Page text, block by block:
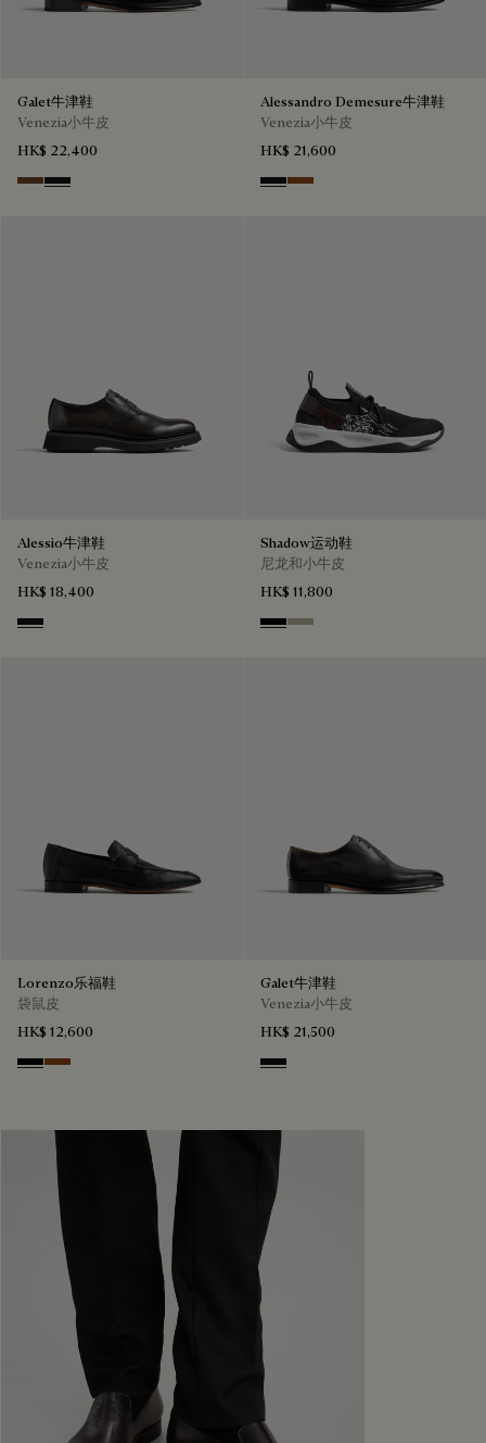
Galet牛津鞋
Venezia小牛皮
HK$ 22,400
Tobacco Bis
Nero Grigio
Alessandro Demesure牛津鞋
Venezia小牛皮
HK$ 21,600
Nero Grigio
Cacao Intenso
Alessio牛津鞋
Venezia小牛皮
HK$ 18,400
Nero Grigio
Shadow运动鞋
尼龙和小牛皮
HK$ 11,800
BlackLight Kaki
Lorenzo乐福鞋
袋鼠皮
HK$ 12,600
NeroTabacco
Galet牛津鞋
Venezia小牛皮
HK$ 21,500
Nero Grigio